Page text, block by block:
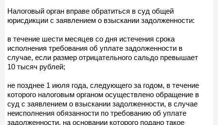
Налоговый орган вправе обратиться в суд общей
юрисдикции с заявлением о взыскании задолженности:
в течение шести месяцев со дня истечения срока
исполнения требования об уплате задолженности в
случае, если размер отрицательного сальдо превышает
10 тысяч рублей;
не позднее 1 июля года, следующего за годом, в течение
которого налоговым органом осуществлено обращение в
суд с заявлением о взыскании задолженности, в случае
неисполнения обязанности по требованию об уплате
задолженности, на основании которого подано такое